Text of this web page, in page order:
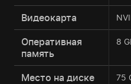
Видеокарта
Оперативная
память
8
Место на диске 75